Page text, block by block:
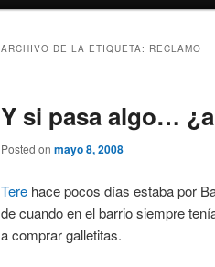
ARCHIVO DE LA ETIQUETA: RECLAMO
Y si pasa algo…
Posted on mayo 8, 2008
Tere hace pocos días estaba por
de cuando en el barrio siempre
a comprar galletitas.